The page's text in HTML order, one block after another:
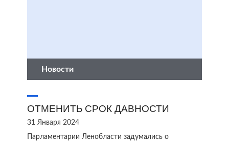
Новости
ОТМЕНИТЬ СРОК ДАВНОСТИ
31 Января 2024
Парламентарии Ленобласти задумались о